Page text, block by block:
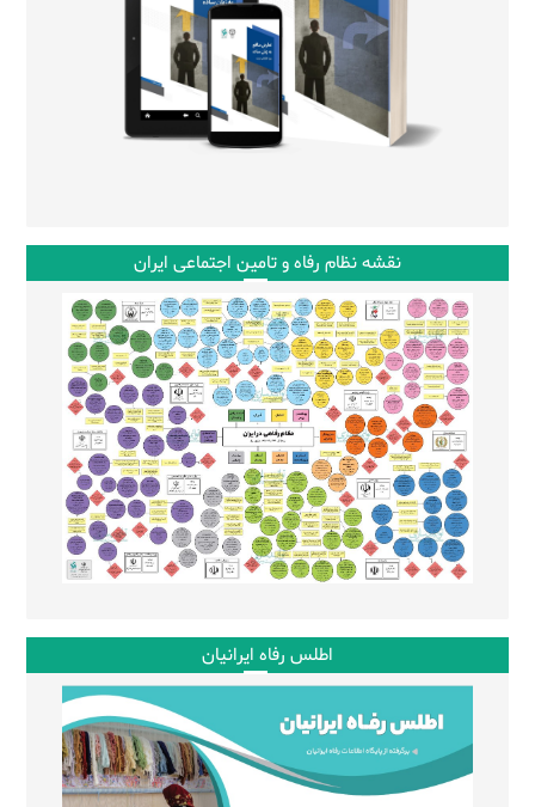
نقشه نظام رفاه و تامین اجتماعی ایران
اطلس رفاه ایرانیان